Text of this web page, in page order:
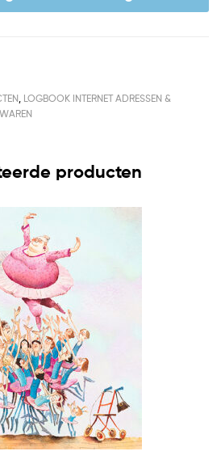
LOGBOOK INTERNET ADRESSEN &
producten